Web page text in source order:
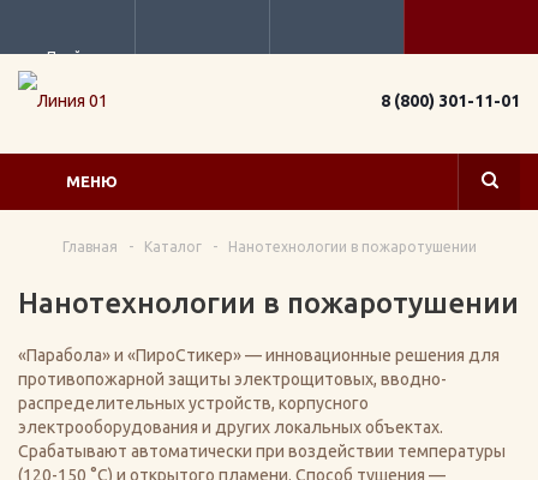
Прайс
8 (800) 301-11-01
МЕНЮ
Главная - Каталог - Нанотехнологии в пожаротушении
Нанотехнологии в пожаротушении
«Парабола» и «ПироСтикер» — инновационные решения для
противопожарной защиты электрощитовых, вводно-
распределительных устройств, корпусного
электрооборудования и других локальных объектах.
Срабатывают автоматически при воздействии температуры
(120-150 °C) и открытого пламени. Способ тушения —